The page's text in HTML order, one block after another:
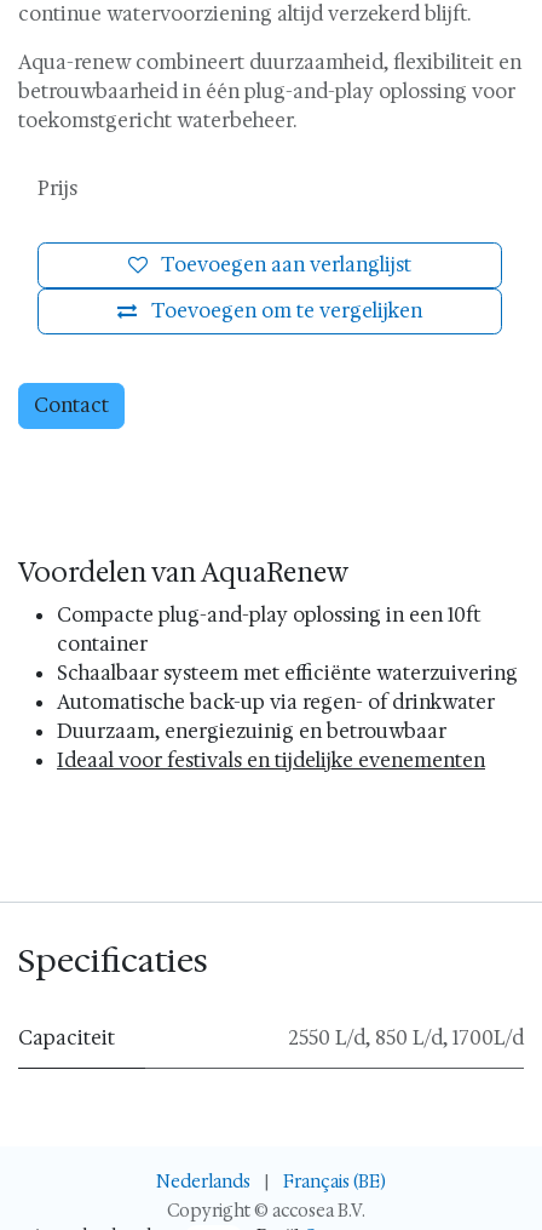
continue watervoorziening altijd verzekerd blijft.
Aqua-renew combineert duurzaamheid, flexibiliteit en
betrouwbaarheid in één plug-and-play oplossing voor
toekomstgericht waterbeheer.
Toevoegen om te vergelijken
Toevoegen aan verlanglijst
Prijs
Contact
Voordelen van AquaRenew
Compacte plug-and-play oplossing in een 10ft
container
Schaalbaar systeem met efficiënte waterzuivering
Automatische back-up via regen- of drinkwater
Duurzaam, energiezuinig en betrouwbaar
Ideaal voor festivals en tijdelijke evenementen
Specificaties
Capaciteit 2550 L/d, 850 L/d,1700L/d
Copyright © accosea B.V.
Nederlands | Français (BE)